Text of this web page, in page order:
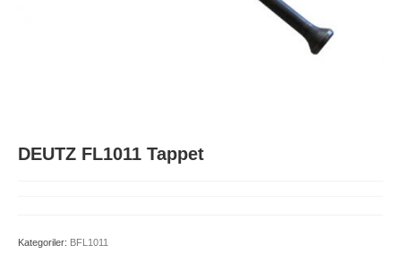
TCD 4-6L 2012
DEUTZ FL1011 Tappet
Kategoriler: BFL1011